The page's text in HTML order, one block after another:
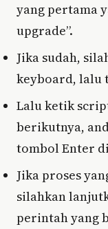
yang pertama
upgrade”.
Jika sudah,
keyboard, lalu
Lalu ketik
berikutnya,
tombol Enter
Jika proses
silahkan
perintah yang